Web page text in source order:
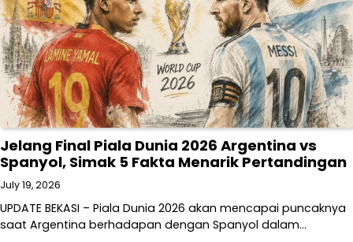
Jelang Final Piala Dunia 2026 Argentina vs
Spanyol, Simak 5 Fakta Menarik Pertandingan
July 19, 2026
UPDATE BEKASI – Piala Dunia 2026 akan mencapai puncaknya
saat Argentina berhadapan dengan Spanyol dalam…